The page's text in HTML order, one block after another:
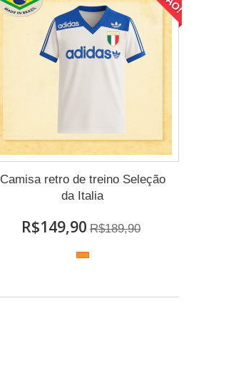
Camisa retro de treino Seleção
da Italia
R$149,90 R$189,90